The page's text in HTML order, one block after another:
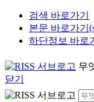
검색 바로가기
본문 바로가기
하단정보 바로
무
닫기